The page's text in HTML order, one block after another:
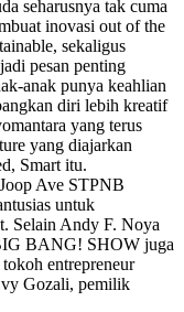
seharusnya tak cuma
inovasi out of the
sekaligus
pesan penting
anak punya keahlian
diri lebih kreatif
yang terus
yang diajarkan
Smart itu.
Ave STPNB
untuk
Selain Andy F. Noya
BANG! SHOW juga
entrepreneur
Gozali, pemilik